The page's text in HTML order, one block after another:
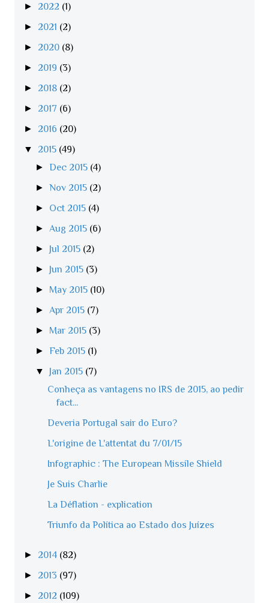
► 2022 (1)
► 2021 (2)
► 2020 (8)
► 2019 (3)
► 2018 (2)
► 2017 (6)
► 2016 (20)
▼ 2015 (49)
►Dec 2015 (4)
►Nov 2015 (2)
► Oct 2015 (4)
► Aug 2015 (6)
► Jul 2015 (2)
► Jun 2015 (3)
► May 2015 (10)
► Apr 2015 (7)
► Mar 2015 (3)
►Feb 2015 (1)
▼ Jan 2015 (7)
Conheça as vantagens no IRS de 2015, ao pedir
fact...
Deveria Portugal sair do Euro?
L'origine de L'attentat du 7/01/15
Infographic : The European Missile Shield
Je Suis Charlie
La Déflation - explication
Triunfo da Política ao Estado dos Juízes
► 2014 (82)
► 2013 (97)
► 2012 (109)